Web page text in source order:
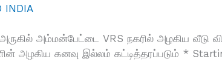
INDIA
அம்மன்பேட்டை VRS நகரில் அழகிய வீடு
கனவு இல்லம் கட்டித்தரப்படும் *